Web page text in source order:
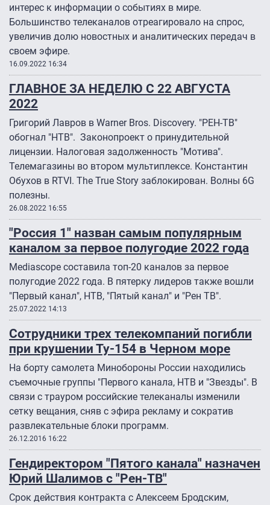
интерес к информации о событиях в мире.
Большинство телеканалов отреагировало на спрос,
увеличив долю новостных и аналитических передач в
своем эфире.
16.09.2022 16:34
ГЛАВНОЕ ЗА НЕДЕЛЮ С 22 АВГУСТА
2022
Григорий Лавров в Warner Bros. Discovery. "РЕН-ТВ"
обогнал "НТВ". Законопроект о принудительной
лицензии. Налоговая задолженность "Мотива".
Телемагазины во втором мультиплексе. Константин
Обухов в RTVI. The True Story заблокирован. Волны 6G
полезны.
26.08.2022 16:55
"Россия 1" назван самым популярным
каналом за первое полугодие 2022 года
Mediascope составила топ-20 каналов за первое
полугодие 2022 года. В пятерку лидеров также вошли
"Первый канал", НТВ, "Пятый канал" и "Рен ТВ".
25.07.2022 14:13
Сотрудники трех телекомпаний погибли
при крушении Ту-154 в Черном море
На борту самолета Минобороны России находились
съемочные группы "Первого канала, НТВ и "Звезды". В
связи с трауром российские телеканалы изменили
сетку вещания, сняв с эфира рекламу и сократив
развлекательные блоки программ.
26.12.2016 16:22
Гендиректором "Пятого канала" назначен
Юрий Шалимов с "Рен-ТВ"
Срок действия контракта с Алексеем Бродским,